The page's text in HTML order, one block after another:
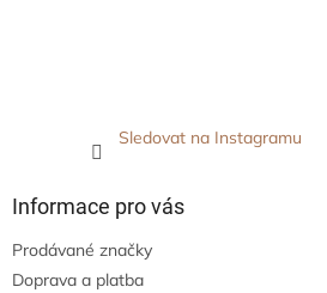
Sledovat na Instagramu
Informace pro vás
Prodávané značky
Doprava a platba